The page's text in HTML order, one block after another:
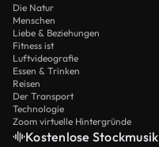
Die Natur
Menschen
Liebe & Beziehungen
Fitness ist
Luftvideografie
Essen & Trinken
Reisen
Der Transport
Technologie
Zoom virtuelle Hintergründe
Kostenlose Stockmusik